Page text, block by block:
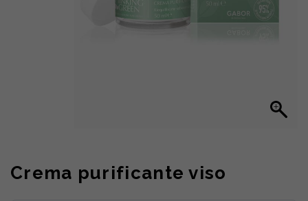
Crema purificante viso